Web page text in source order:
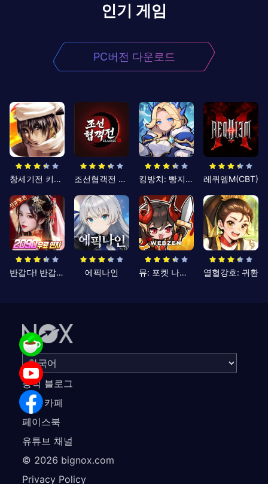
인기 게임
PC버전 다운로드
창세기전 키우기 조선협객전 클래식 킹방치: 빵지의 제왕 레퀴엠M(CBT)
반갑다! 반갑삼국지 에픽나인 뮤: 포켓 나이츠 열혈강호: 귀환
공식 블로그
공식 카페
페이스북
유튜브 채널
© 2026 bignox.com
Privacy Policy